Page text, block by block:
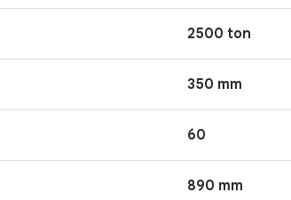
2500 ton
350 mm
60
890 mm